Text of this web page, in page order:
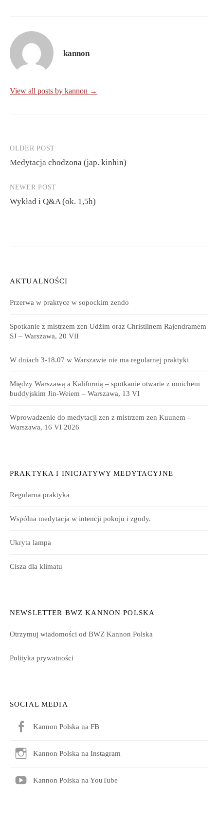
kannon
View all posts by kannon →
Post
navigation
OLDER POST
Medytacja chodzona (jap. kinhin)
NEWER POST
Wykład i Q&A (ok. 1,5h)
AKTUALNOŚCI
Przerwa w praktyce w sopockim zendo
Spotkanie z mistrzem zen Udżim oraz Christlinem Rajendramem
SJ – Warszawa, 20 VII
W dniach 3-18.07 w Warszawie nie ma regularnej praktyki
Między Warszawą a Kalifornią – spotkanie otwarte z mnichem
buddyjskim Jin-Weiem – Warszawa, 13 VI
Wprowadzenie do medytacji zen z mistrzem zen Kuunem –
Warszawa, 16 VI 2026
PRAKTYKA I INICJATYWY MEDYTACYJNE
Regularna praktyka
Wspólna medytacja w intencji pokoju i zgody.
Ukryta lampa
Cisza dla klimatu
NEWSLETTER BWZ KANNON POLSKA
Otrzymuj wiadomości od BWZ Kannon Polska
Polityka prywatności
SOCIAL MEDIA
Kannon Polska na FB
Kannon Polska na Instagram
Kannon Polska na YouTube